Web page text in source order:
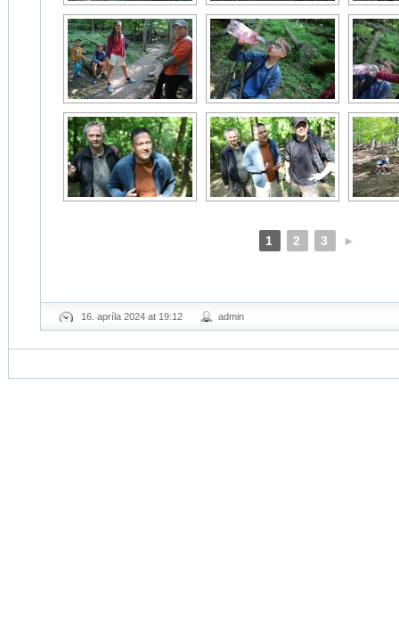
1 2 3 ►
16. apríla 2024 at 19:12 admin